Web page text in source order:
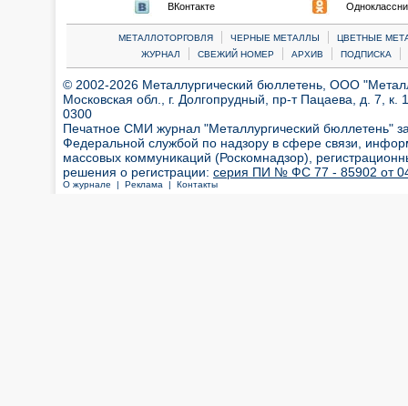
ВКонтакте
МЕТАЛЛОТОРГОВЛЯ | ЧЕРНЫЕ МЕТАЛЛЫ |
ЦВЕТНЫЕ
ЖУРНАЛ
| СВЕЖИЙ НОМЕР | АРХИВ | ПОДПИСКА |
© 2002-2026 Металлургический бюллетень, ООО
Московская обл., г. Долгопрудный, пр-т Пацаева, д. 7,
0300
Печатное СМИ журнал "Металлургический бюллетень"
Федеральной службой по надзору в сфере связи,
массовых коммуникаций (Роскомнадзор),
решения о регистрации: серия ПИ № ФС 77 - 85902 от 04
О журнале | Реклама | Контакты